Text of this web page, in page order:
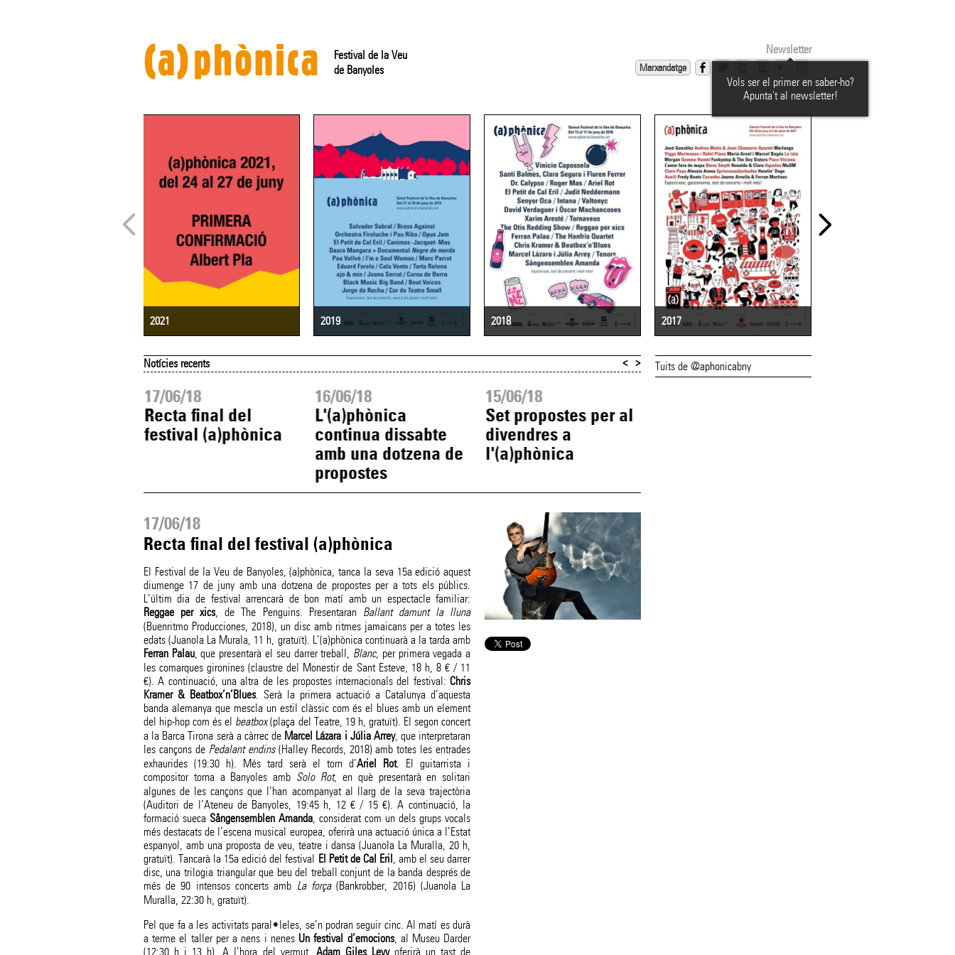
Festival de la Veu
de Banyoles
Newsletter
Marxandatge
Vols ser el primer en saber-ho?
Apunta't al newsletter!
2021 2019 2018 2017
Notícies recents
17/06/18
Recta final del
festival (a)phònica
16/06/18
L'(a)phònica
continua dissabte
amb una dotzena de
propostes
15/06/18
Set propostes per al
divendres a
l'(a)phònica
< >
17/06/18
Recta final del festival (a)phònica
El Festival de la Veu de Banyoles, (a)phònica, tanca la seva 15a edició aquest
diumenge 17 de juny amb una dotzena de propostes per a tots els públics.
L’últim dia de festival arrencarà de bon matí amb un espectacle familiar:
Reggae per xics, de The Penguins. Presentaran Ballant damunt la lluna
(Buenritmo Producciones, 2018), un disc amb ritmes jamaicans per a totes les
edats (Juanola La Murala, 11 h, gratuït). L’(a)phònica continuarà a la tarda amb
Ferran Palau, que presentarà el seu darrer treball, Blanc, per primera vegada a
les comarques gironines (claustre del Monestir de Sant Esteve, 18 h, 8 € / 11
€). A continuació, una altra de les propostes internacionals del festival: Chris
Kramer & Beatbox’n’Blues. Serà la primera actuació a Catalunya d’aquesta
banda alemanya que mescla un estil clàssic com és el blues amb un element
del hip-hop com és el beatbox(plaça del Teatre, 19 h, gratuït). El segon concert
a la Barca Tirona serà a càrrec de Marcel Lázara i Júlia Arrey, que interpretaran
les cançons de Pedalant endins(Halley Records, 2018) amb totes les entrades
exhaurides (19:30 h). Més tard serà el torn d’Ariel Rot. El guitarrista i
compositor torna a Banyoles amb Solo Rot, en què presentarà en solitari
algunes de les cançons que l’han acompanyat al llarg de la seva trajectòria
(Auditori de l’Ateneu de Banyoles, 19:45 h, 12 € / 15 €). A continuació, la
formació sueca Sångensemblen Amanda, considerat com un dels grups vocals
més destacats de l’escena musical europea, oferirà una actuació única a l’Estat
espanyol, amb una proposta de veu, teatre i dansa (Juanola La Muralla, 20 h,
gratuït). Tancarà la 15a edició del festival El Petit de Cal Eril , amb el seu darrer
disc, una trilogia triangular que beu del treball conjunt de la banda després de
més de 90 intensos concerts amb La força(Bankrobber, 2016) (Juanola La
Muralla, 22:30 h, gratuït).
Pel que fa a les activitats paral•leles, se’n podran seguir cinc. Al matí es durà
a terme el taller per a nens i nenes Un festival d’emocions, al Museu Darder
(12:30 h i 13 h). A l’hora del vermut, Adam Giles Levyoferirà un tast de
Tuits de @aphonicabny